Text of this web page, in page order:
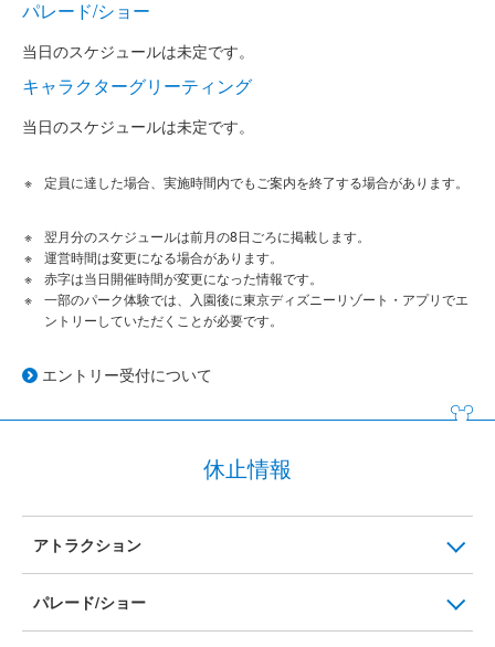
パレード/ショー
当日のスケジュールは未定です。
キャラクターグリーティング
当日のスケジュールは未定です。
定員に達した場合、実施時間内でもご案内を終了する場合があります。
翌月分のスケジュールは前月の8日ごろに掲載します。
運営時間は変更になる場合があります。
赤字は当日開催時間が変更になった情報です。
一部のパーク体験では、入園後に東京ディズニーリゾート・アプリでエ
ントリーしていただくことが必要です。
エントリー受付について
休止情報
アトラクション
パレード/ショー